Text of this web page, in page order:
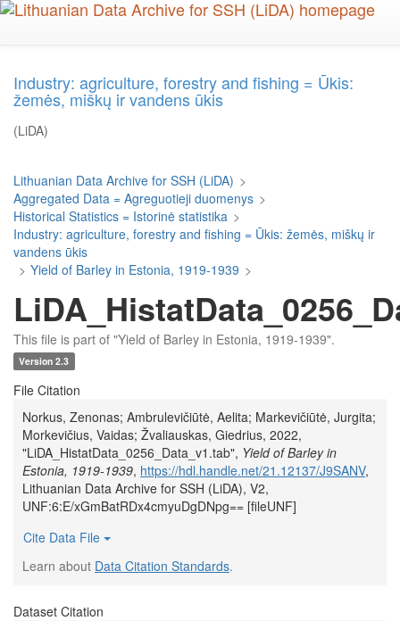
Skip
Industry: agriculture, forestry and fishing = Ūkis:
žemės, miškų ir vandens ūkis
(LiDA)
Lithuanian Data Archive for SSH (LiDA) >
Aggregated Data = Agreguotieji duomenys >
Historical Statistics = Istorinė statistika >
Industry: agriculture, forestry and fishing = Ūkis: žemės, miškų ir
vandens ūkis
> Yield of Barley in Estonia, 1919-1939 >
This file is part of "Yield of Barley in Estonia, 1919-1939".
Version 2.3
File Citation
Norkus, Zenonas; Ambrulevičiūtė, Aelita; Markevičiūtė, Jurgita;
Morkevičius, Vaidas; Žvaliauskas, Giedrius, 2022,
"LiDA_HistatData_0256_Data_v1.tab", Yield of Barley in
Estonia, 1919-1939, https://hdl.handle.net/21.12137/J9SANV,
Lithuanian Data Archive for SSH (LiDA), V2,
UNF:6:E/xGmBatRDx4cmyuDgDNpg== [fileUNF]
Cite Data File
Learn about Data Citation Standards.
Dataset Citation